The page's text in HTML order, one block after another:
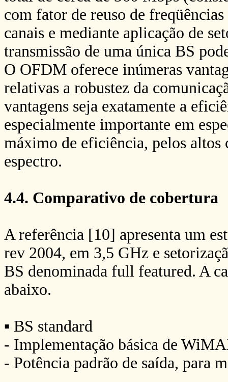
com fator de reuso de
canais e mediante aplicação de
transmissão de uma única BS
O OFDM oferece inúmeras
relativas a robustez da
vantagens seja exatamente a
especialmente importante em
máximo de eficiência, pelos altos
espectro.
4.4. Comparativo de cobertura
A referência [10] apresenta um
rev 2004, em 3,5 GHz e
BS denominada full featured. A
abaixo.
▪ BS standard
- Implementação básica de
- Potência padrão de saída, para